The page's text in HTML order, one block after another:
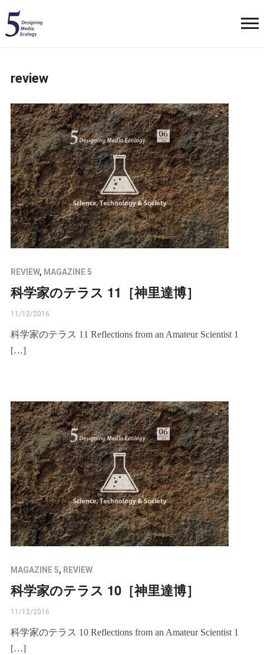
review
REVIEW, MAGAZINE 5
科学家のテラス 11［神里達博］
11/12/2016
科学家のテラス 11 Reflections from an Amateur Scientist 1
[…]
MAGAZINE 5, REVIEW
科学家のテラス 10［神里達博］
11/12/2016
科学家のテラス 10 Reflections from an Amateur Scientist 1
[…]